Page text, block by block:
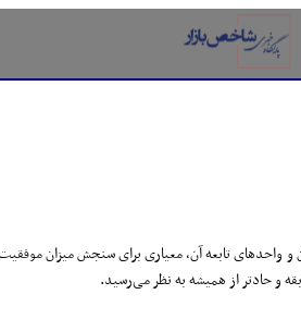
تهران و واحدهای تابعه آن، معیاری برای سنجش میزان
و حادتر از همیشه به نظر می‌رسید.